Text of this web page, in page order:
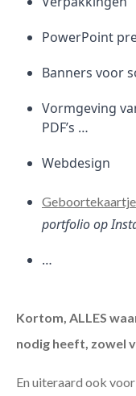
PowerPoint
Banners voor
Vormgeving
PDF’s …
Webdesign
portfolio op
…
Kortom, ALLES
nodig heeft, zowel
En uiteraard ook